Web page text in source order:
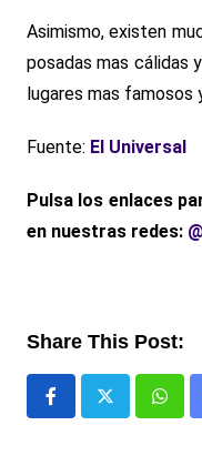
Asimismo, existen
posadas mas cálidas
lugares mas famosos
Fuente: El Universal
Pulsa los enlaces
en nuestras redes:
Share This Post: